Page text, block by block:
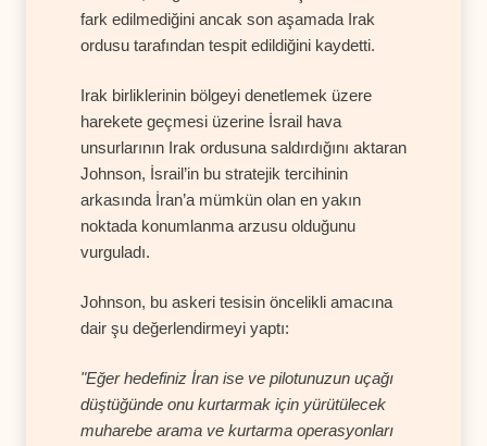
fark edilmediğini ancak son aşamada Irak
ordusu tarafından tespit edildiğini kaydetti.
Irak birliklerinin bölgeyi denetlemek üzere
harekete geçmesi üzerine İsrail hava
unsurlarının Irak ordusuna saldırdığını aktaran
Johnson, İsrail’in bu stratejik tercihinin
arkasında İran’a mümkün olan en yakın
noktada konumlanma arzusu olduğunu
vurguladı.
Johnson, bu askeri tesisin öncelikli amacına
dair şu değerlendirmeyi yaptı:
"Eğer hedefiniz İran ise ve pilotunuzun uçağı
düştüğünde onu kurtarmak için yürütülecek
muharebe arama ve kurtarma operasyonları